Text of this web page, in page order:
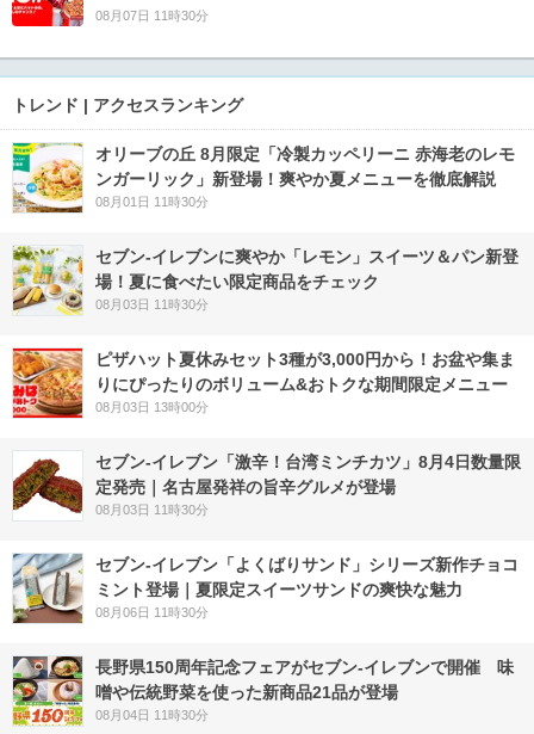
08月07日 11時30分
トレンド | アクセスランキング
オリーブの丘 8月限定「冷製カッペリーニ 赤海老のレモ
ンガーリック」新登場！爽やか夏メニューを徹底解説
08月01日 11時30分
セブン‐イレブンに爽やか「レモン」スイーツ＆パン新登
場！夏に食べたい限定商品をチェック
08月03日 11時30分
ピザハット夏休みセット3種が3,000円から！お盆や集ま
りにぴったりのボリューム&おトクな期間限定メニュー
08月03日 13時00分
セブン-イレブン「激辛！台湾ミンチカツ」8月4日数量限
定発売｜名古屋発祥の旨辛グルメが登場
08月03日 11時30分
セブン‐イレブン「よくばりサンド」シリーズ新作チョコ
ミント登場｜夏限定スイーツサンドの爽快な魅力
08月06日 11時30分
長野県150周年記念フェアがセブン-イレブンで開催 味
噌や伝統野菜を使った新商品21品が登場
08月04日 11時30分